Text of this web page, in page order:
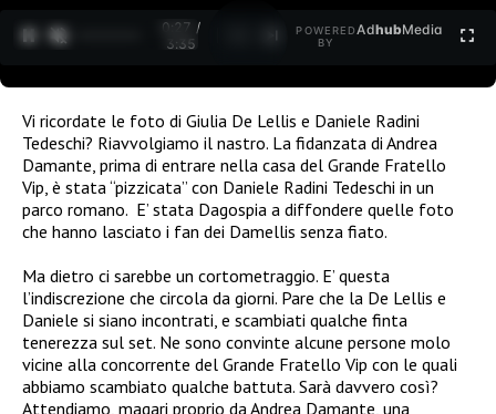
0:28 /
3:35
POWERED
BY
AdhubMedia
Vi ricordate le foto di Giulia De Lellis e Daniele Radini
Tedeschi? Riavvolgiamo il nastro. La fidanzata di Andrea
Damante, prima di entrare nella casa del Grande Fratello
Vip, è stata “pizzicata” con Daniele Radini Tedeschi in un
parco romano. E’ stata Dagospia a diffondere quelle foto
che hanno lasciato i fan dei Damellis senza fiato.
Ma dietro ci sarebbe un cortometraggio. E’ questa
l’indiscrezione che circola da giorni. Pare che la De Lellis e
Daniele si siano incontrati, e scambiati qualche finta
tenerezza sul set. Ne sono convinte alcune persone molo
vicine alla concorrente del Grande Fratello Vip con le quali
abbiamo scambiato qualche battuta. Sarà davvero così?
Attendiamo, magari proprio da Andrea Damante, una